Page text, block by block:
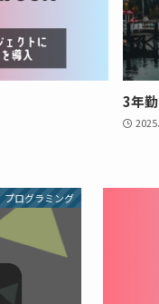
3年
プログラミング